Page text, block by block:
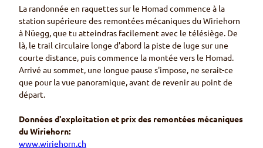
La randonnée en raquettes sur le Homad commence à la
station supérieure des remontées mécaniques du Wiriehorn
à Nüegg, que tu atteindras facilement avec le télésiège. De
là, le trail circulaire longe d'abord la piste de luge sur une
courte distance, puis commence la montée vers le Homad.
Arrivé au sommet, une longue pause s'impose, ne serait-ce
que pour la vue panoramique, avant de revenir au point de
départ.
Données d'exploitation et prix des remontées mécaniques
du Wiriehorn:
www.wiriehorn.ch